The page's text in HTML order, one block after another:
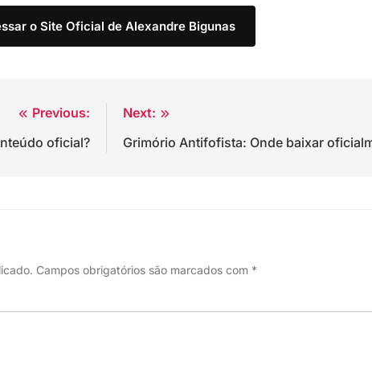
o Site Oficial de Alexandre Bigunas
Previous:
oficial?
Next:
Grimório Antifofista: Onde baixar
Campos obrigatórios são marcados com *